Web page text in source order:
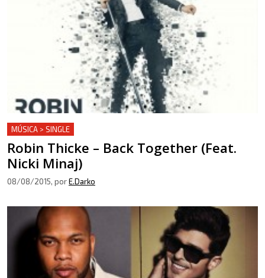
MÚSICA > SINGLE
Robin Thicke – Back Together (Feat.
Nicki Minaj)
08/08/2015, porE.Darko